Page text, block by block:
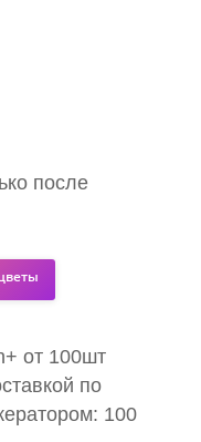
после
от 100шт
по
100